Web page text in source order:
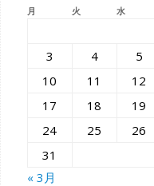
月 火 水
3
4 5
10
11 12
17
18 19
24
25 26
31
« 3月